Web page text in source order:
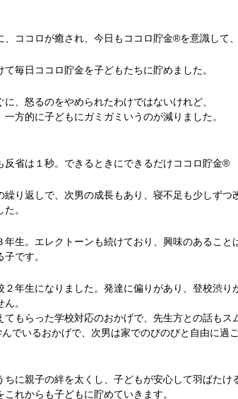
、ココロが癒され、今日もココロ貯金®を意識して
毎日ココロ貯金を子どもたちに貯めました。
、怒るのをやめられたわけではないけれど、
方的に子どもにガミガミいうのが減りました。
反省は１秒。できるときにできるだけココロ貯金®
繰り返しで、次男の成長もあり、寝不足も少しずつ
。
年生。エレクトーンも続けており、興味のあること
です。
２年生になりました。発達に偏りがあり、登校渋り
。
てもらった学校対応のおかげで、先生方との話もス
でいるおかげで、次男は家でのびのびと自由に過
ちに親子の絆を太くし、子どもが安心して羽ばたけ
れからも子どもに貯めていきます。